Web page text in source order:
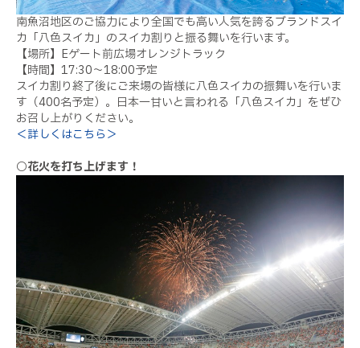
南魚沼地区のご協力により全国でも高い人気を誇るブランドスイ
カ「八色スイカ」のスイカ割りと振る舞いを行います。
【場所】Eゲート前広場オレンジトラック
【時間】17:30～18:00予定
スイカ割り終了後にご来場の皆様に八色スイカの振舞いを行いま
す（400名予定）。日本一甘いと言われる「八色スイカ」をぜひ
お召し上がりください。
＜詳しくはこちら＞
○花火を打ち上げます！